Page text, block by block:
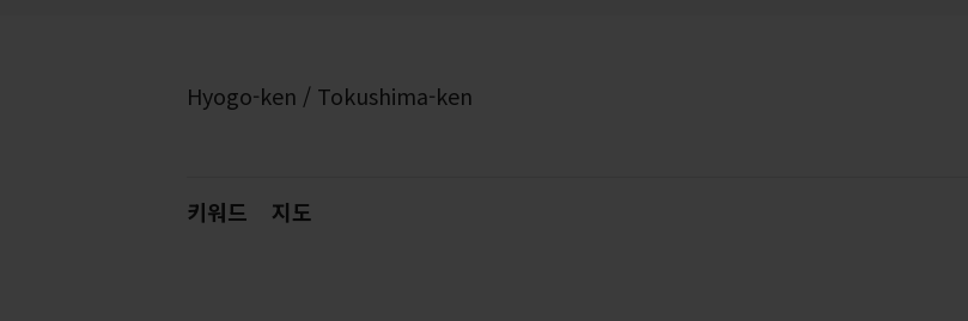
Hyogo-ken / Tokushima-ken
키워드 지도